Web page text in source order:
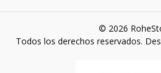
© 2026
Todos los derechos reservados.